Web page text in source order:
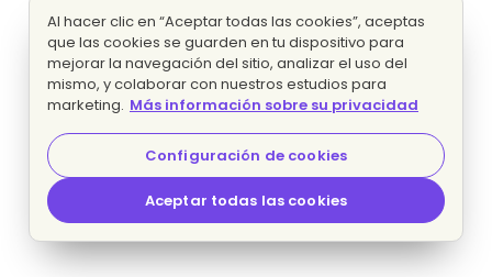
Al hacer clic en “Aceptar todas las cookies”, aceptas
que las cookies se guarden en tu dispositivo para
mejorar la navegación del sitio, analizar el uso del
mismo, y colaborar con nuestros estudios para
marketing. Más información sobre su privacidad
Configuración de cookies
Aceptar todas las cookies